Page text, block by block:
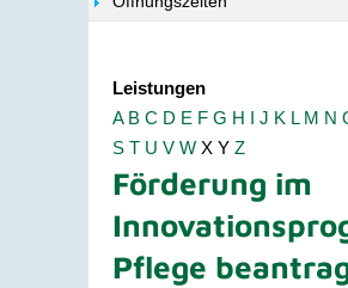
Leistungen
A B C D E F G H I J K L M N
S T U V W X Y Z
Förderung im
Pflege